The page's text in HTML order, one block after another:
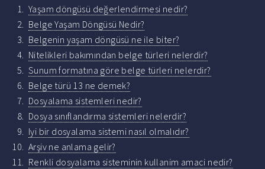
Yaşam döngüsü değerlendirmesi nedir?
Belge Yaşam Döngüsü Nedir?
Belgenin yaşam döngüsü ne ile biter?
Nitelikleri bakımından belge türleri nelerdir?
Sunum formatına göre belge türleri nelerdir?
Belge türü 13 ne demek?
Dosyalama sistemleri nedir?
Dosya sınıflandırma sistemleri nelerdir?
Iyi bir dosyalama sistemi nasıl olmalıdır?
Arşiv ne anlama gelir?
Renkli dosyalama sisteminin kullanim amaci nedir?